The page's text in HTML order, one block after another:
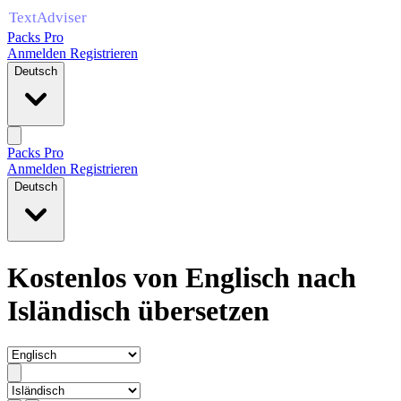
Packs Pro
Anmelden Registrieren
Deutsch
Packs Pro
Anmelden Registrieren
Deutsch
Kostenlos von Englisch nach
Isländisch übersetzen